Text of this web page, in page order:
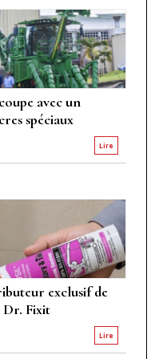
avec un
spéciaux
Lire
exclusif de
Dr. Fixit
Lire